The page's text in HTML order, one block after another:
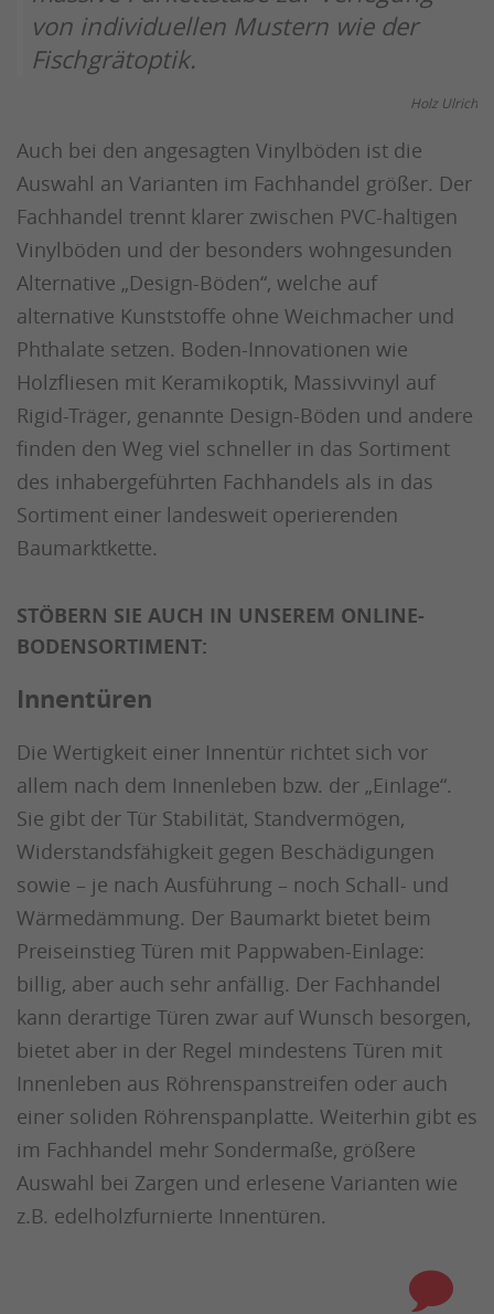
von individuellen Mustern wie der
Fischgrätoptik.
Holz Ulrich
Auch bei den angesagten Vinylböden ist die
Auswahl an Varianten im Fachhandel größer. Der
Fachhandel trennt klarer zwischen PVC-haltigen
Vinylböden und der besonders wohngesunden
Alternative „Design-Böden“, welche auf
alternative Kunststoffe ohne Weichmacher und
Phthalate setzen. Boden-Innovationen wie
Holzfliesen mit Keramikoptik, Massivvinyl auf
Rigid-Träger, genannte Design-Böden und andere
finden den Weg viel schneller in das Sortiment
des inhabergeführten Fachhandels als in das
Sortiment einer landesweit operierenden
Baumarktkette.
STÖBERN SIE AUCH IN UNSEREM ONLINE-
BODENSORTIMENT:
Innentüren
Die Wertigkeit einer Innentür richtet sich vor
allem nach dem Innenleben bzw. der „Einlage“.
Sie gibt der Tür Stabilität, Standvermögen,
Widerstandsfähigkeit gegen Beschädigungen
sowie – je nach Ausführung – noch Schall- und
Wärmedämmung. Der Baumarkt bietet beim
Preiseinstieg Türen mit Pappwaben-Einlage:
billig, aber auch sehr anfällig. Der Fachhandel
kann derartige Türen zwar auf Wunsch besorgen,
bietet aber in der Regel mindestens Türen mit
Innenleben aus Röhrenspanstreifen oder auch
einer soliden Röhrenspanplatte. Weiterhin gibt es
im Fachhandel mehr Sondermaße, größere
Auswahl bei Zargen und erlesene Varianten wie
z.B. edelholzfurnierte Innentüren.